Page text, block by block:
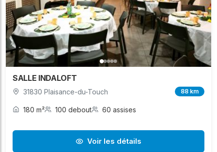
SALLE INDALOFT
31830 Plaisance-du-Touch 88 km
180 m² 100 debout 60 assises
Voir les détails